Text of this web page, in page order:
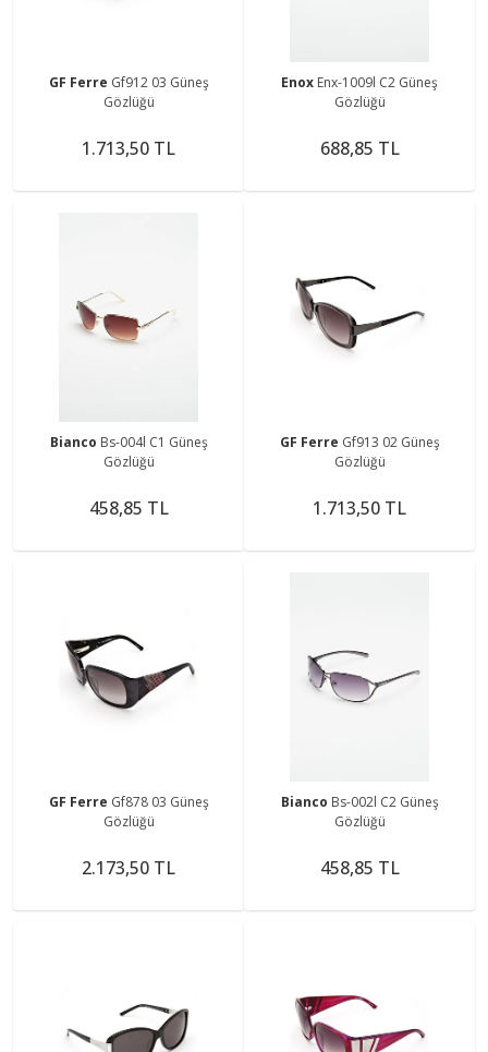
GF Ferre Gf912 03 Güneş
Gözlüğü
1.713,50 TL
Enox Enx-1009l C2 Güneş
Gözlüğü
688,85 TL
Bianco Bs-004l C1 Güneş
Gözlüğü
458,85 TL
GF Ferre Gf913 02 Güneş
Gözlüğü
1.713,50 TL
GF Ferre Gf878 03 Güneş
Gözlüğü
2.173,50 TL
Bianco Bs-002l C2 Güneş
Gözlüğü
458,85 TL